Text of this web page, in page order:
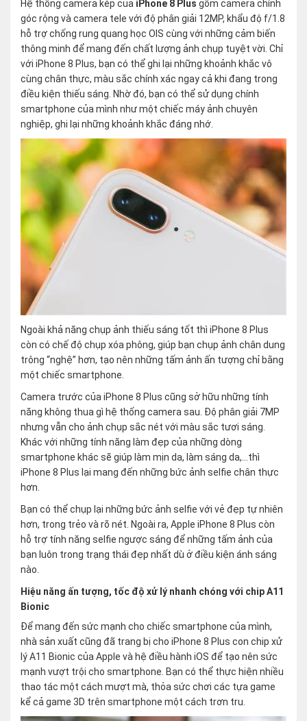
Hệ thống camera kép của iPhone 8 Plus gồm camera chính
góc rộng và camera tele với độ phân giải 12MP, khẩu độ f/1.8
hỗ trợ chống rung quang học OIS cùng với những cảm biến
thông minh để mang đến chất lượng ảnh chụp tuyệt vời. Chỉ
với iPhone 8 Plus, bạn có thể ghi lại những khoảnh khắc vô
cùng chân thực, màu sắc chính xác ngay cả khi đang trong
điều kiện thiếu sáng. Nhờ đó, bạn có thể sử dụng chính
smartphone của mình như một chiếc máy ảnh chuyên
nghiệp, ghi lại những khoảnh khắc đáng nhớ.
Ngoài khả năng chụp ảnh thiếu sáng tốt thì iPhone 8 Plus
còn có chế độ chụp xóa phông, giúp bạn chụp ảnh chân dung
trông “nghệ” hơn, tạo nên những tấm ảnh ấn tượng chỉ bằng
một chiếc smartphone.
Camera trước của iPhone 8 Plus cũng sở hữu những tính
năng không thua gì hệ thống camera sau. Độ phân giải 7MP
nhưng vẫn cho ảnh chụp sắc nét với màu sắc tươi sáng.
Khác với những tính năng làm đẹp của những dòng
smartphone khác sẽ giúp làm mịn da, làm sáng da,…thì
iPhone 8 Plus lại mang đến những bức ảnh selfie chân thực
hơn.
Bạn có thể chụp lại những bức ảnh selfie với vẻ đẹp tự nhiên
hơn, trong trẻo và rõ nét. Ngoài ra, Apple iPhone 8 Plus còn
hỗ trợ tính năng selfie ngược sáng để những tấm ảnh của
bạn luôn trong trạng thái đẹp nhất dù ở điều kiện ánh sáng
nào.
Hiệu năng ấn tượng, tốc độ xử lý nhanh chóng với chip A11
Bionic
Để mang đến sức mạnh cho chiếc smartphone của mình,
nhà sản xuất cũng đã trang bị cho iPhone 8 Plus con chip xử
lý A11 Bionic của Apple và hệ điều hành iOS để tạo nên sức
mạnh vượt trội cho smartphone. Bạn có thể thực hiện nhiều
thao tác một cách mượt mà, thỏa sức chơi các tựa game
kể cả game 3D trên smartphone một cách trơn tru.